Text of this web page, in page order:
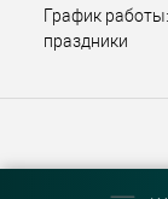
График
праздники